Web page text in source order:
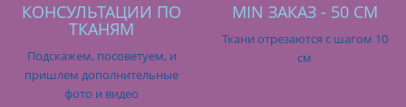
КОНСУЛЬТАЦИИ ПО
ТКАНЯМ
Подскажем, посоветуем, и
пришлем дополнительные
фото и видео
MIN ЗАКАЗ - 50 СМ
Ткани отрезаются с шагом 10
см